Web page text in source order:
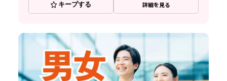
キープする 詳細を見る